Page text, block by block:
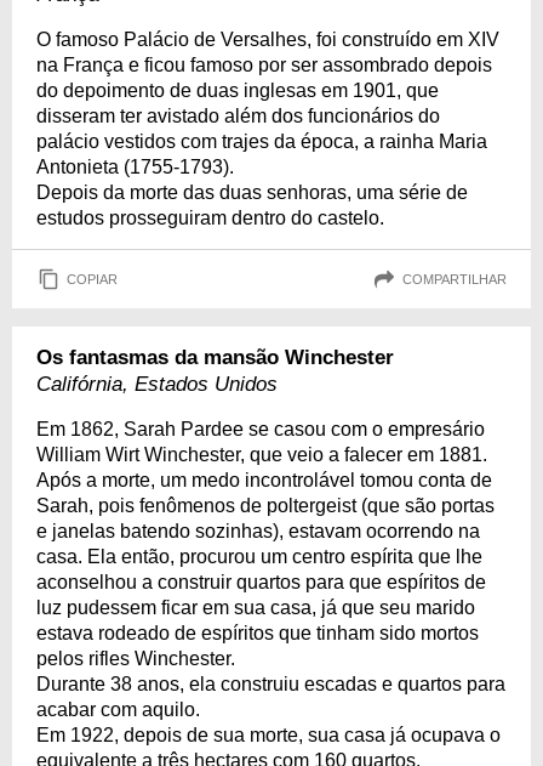
O famoso Palácio de Versalhes, foi construído em XIV
na França e ficou famoso por ser assombrado depois
do depoimento de duas inglesas em 1901, que
disseram ter avistado além dos funcionários do
palácio vestidos com trajes da época, a rainha Maria
Antonieta (1755-1793).
Depois da morte das duas senhoras, uma série de
estudos prosseguiram dentro do castelo.
COPIAR COMPARTILHAR
Os fantasmas da mansão Winchester
Califórnia, Estados Unidos
Em 1862, Sarah Pardee se casou com o empresário
William Wirt Winchester, que veio a falecer em 1881.
Após a morte, um medo incontrolável tomou conta de
Sarah, pois fenômenos de poltergeist (que são portas
e janelas batendo sozinhas), estavam ocorrendo na
casa. Ela então, procurou um centro espírita que lhe
aconselhou a construir quartos para que espíritos de
luz pudessem ficar em sua casa, já que seu marido
estava rodeado de espíritos que tinham sido mortos
pelos rifles Winchester.
Durante 38 anos, ela construiu escadas e quartos para
acabar com aquilo.
Em 1922, depois de sua morte, sua casa já ocupava o
equivalente a três hectares com 160 quartos.